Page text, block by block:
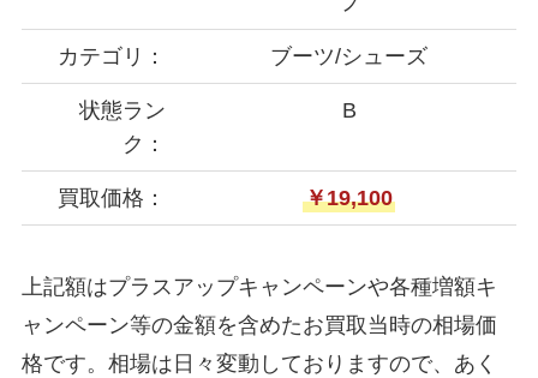
カテゴリ： ブーツ/シューズ
状態ラン
ク：
B
買取価格： ￥19,100
上記額はプラスアップキャンペーンや各種増額キ
ャンペーン等の金額を含めたお買取当時の相場価
格です。相場は日々変動しておりますので、あく